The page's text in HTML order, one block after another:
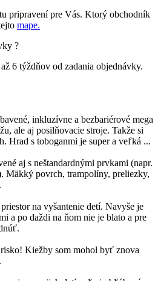
pripravení pre Vás. Ktorý obchodník
mape.
?
6 týždňov od zadania objednávky.
inkluzívne a bezbariérové mega
ale aj posilňovacie stroje. Takže si
Hrad s toboganmi je super a veľká ...
aj s neštandardnými prvkami (napr.
Mäkký povrch, trampolíny, preliezky,
na vyšantenie detí. Navyše je
a po daždi na ňom nie je blato a pre
Kiežby som mohol byť znova